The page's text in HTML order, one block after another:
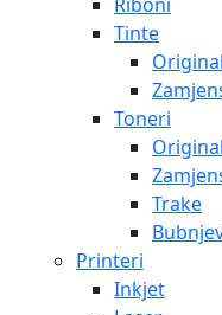
Tinte
Toneri
Trake
Printeri
Inkjet